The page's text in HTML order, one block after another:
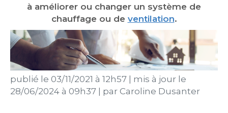
à améliorer ou changer un système de
chauffage ou de ventilation.
publié le 03/11/2021 à 12h57
mis à jour le
28/06/2024 à 09h37
par Caroline Dusanter